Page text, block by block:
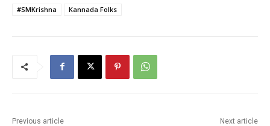
#SMKrishna Kannada Folks
Previous article Next article